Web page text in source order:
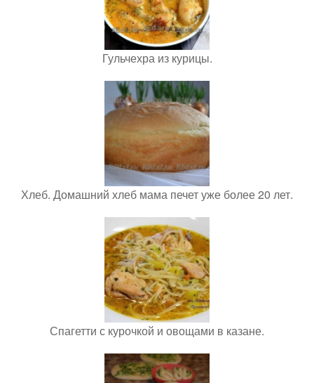
Гульчехра из курицы.
Хлеб. Домашний хлеб мама печет уже более 20 лет.
Спагетти с курочкой и овощами в казане.